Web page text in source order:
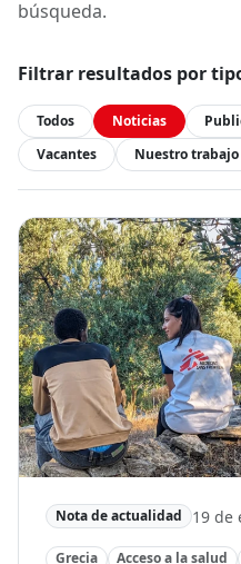
búsqueda.
Filtrar resultados por
Todos Noticias
Vacantes
Nuestro trabajo
Nota de actualidad 19 de
Grecia Acceso a la salud